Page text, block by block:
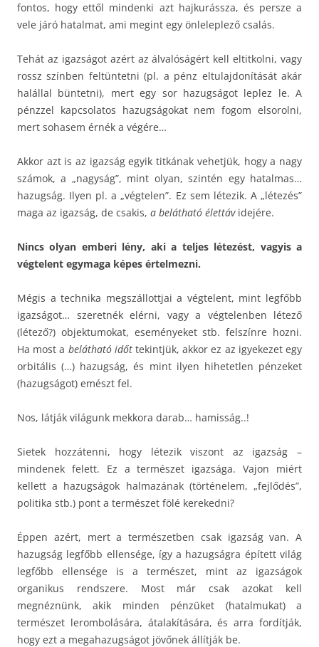
fontos, hogy ettől mindenki azt hajkurássza, és persze a
vele járó hatalmat, ami megint egy önleleplező csalás.
Tehát az igazságot azért az álvalóságért kell eltitkolni, vagy
rossz színben feltüntetni (pl. a pénz eltulajdonítását akár
halállal büntetni), mert egy sor hazugságot leplez le. A
pénzzel kapcsolatos hazugságokat nem fogom elsorolni,
mert sohasem érnék a végére…
Akkor azt is az igazság egyik titkának vehetjük, hogy a nagy
számok, a „nagyság”, mint olyan, szintén egy hatalmas…
hazugság. Ilyen pl. a „végtelen”. Ez sem létezik. A „létezés”
maga az igazság, de csakis, a belátható élettávidejére.
Nincs olyan emberi lény, aki a teljes létezést, vagyis a
végtelent egymaga képes értelmezni.
Mégis a technika megszállottjai a végtelent, mint legfőbb
igazságot… szeretnék elérni, vagy a végtelenben létező
(létező?) objektumokat, eseményeket stb. felszínre hozni.
Ha most a belátható időttekintjük, akkor ez az igyekezet egy
orbitális (…) hazugság, és mint ilyen hihetetlen pénzeket
(hazugságot) emészt fel.
Nos, látják világunk mekkora darab… hamisság..!
Sietek hozzátenni, hogy létezik viszont az igazság –
mindenek felett. Ez a természet igazsága. Vajon miért
kellett a hazugságok halmazának (történelem, „fejlődés”,
politika stb.) pont a természet fölé kerekedni?
Éppen azért, mert a természetben csak igazság van. A
hazugság legfőbb ellensége, így a hazugságra épített világ
legfőbb ellensége is a természet, mint az igazságok
organikus rendszere. Most már csak azokat kell
megnéznünk, akik minden pénzüket (hatalmukat) a
természet lerombolására, átalakítására, és arra fordítják,
hogy ezt a megahazugságot jövőnek állítják be.